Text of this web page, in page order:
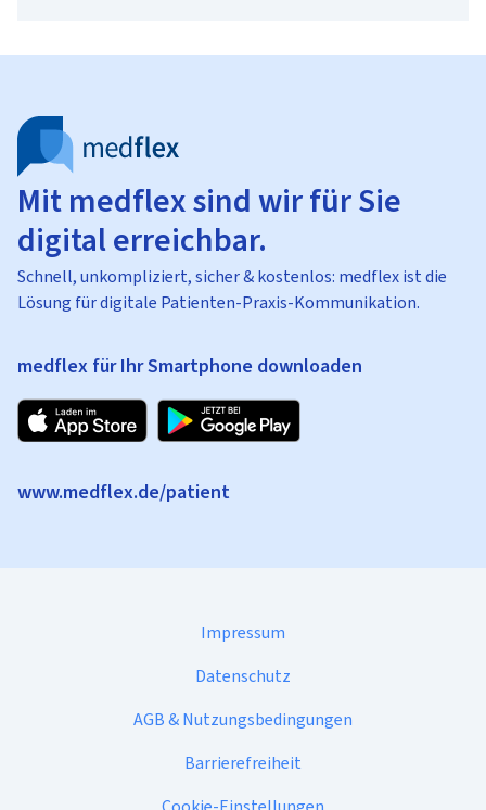
Mit medflex sind wir für Sie
digital erreichbar.
Schnell, unkompliziert, sicher & kostenlos: medflex ist die
Lösung für digitale Patienten-Praxis-Kommunikation.
medflex für Ihr Smartphone downloaden
www.medflex.de/patient
Impressum
Datenschutz
AGB & Nutzungsbedingungen
Barrierefreiheit